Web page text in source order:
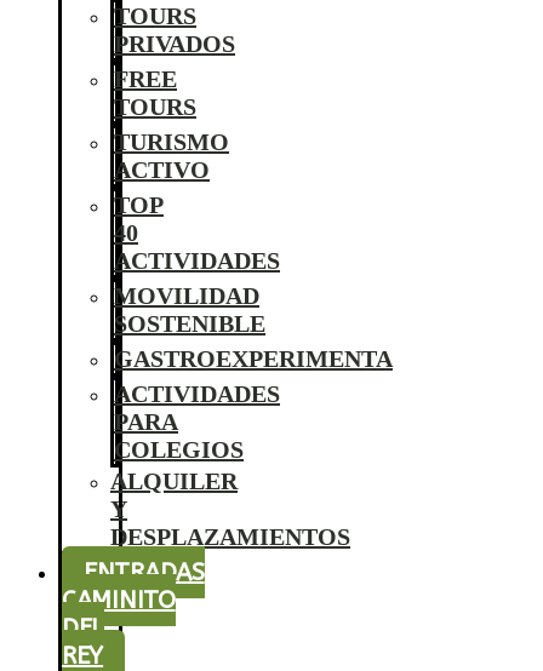
TOURS
PRIVADOS
FREE
TOURS
TURISMO
ACTIVO
TOP
40
ACTIVIDADES
MOVILIDAD
SOSTENIBLE
GASTROEXPERIMENTA
ACTIVIDADES
PARA
COLEGIOS
ALQUILER
Y
DESPLAZAMIENTOS
ENTRADAS
CAMINITO
DEL
REY